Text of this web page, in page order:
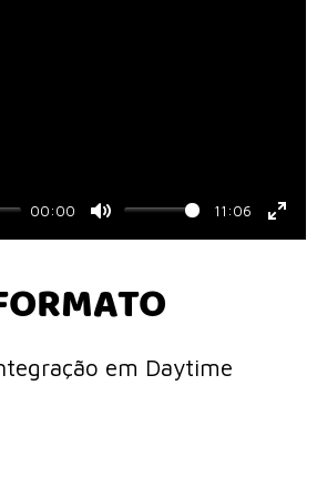
00:00
Mute
11:06
Enter
em Daytime